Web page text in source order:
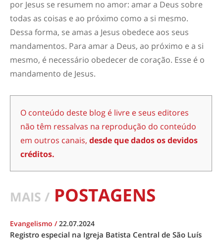
por Jesus se resumem no amor: amar a Deus sobre
todas as coisas e ao próximo como a si mesmo.
Dessa forma, se amas a Jesus obedece aos seus
mandamentos. Para amar a Deus, ao próximo e a si
mesmo, é necessário obedecer de coração. Esse é o
mandamento de Jesus.
O conteúdo deste blog é livre e seus editores
não têm ressalvas na reprodução do conteúdo
em outros canais, desde que dados os devidos
créditos.
MAIS / POSTAGENS
Evangelismo /22.07.2024
Registro especial na Igreja Batista Central de São Luís